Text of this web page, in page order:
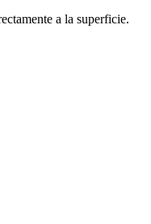
a la superficie.